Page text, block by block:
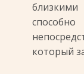
способно
который